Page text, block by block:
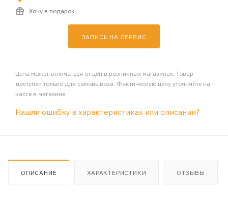
Хочу в подарок
ЗАПИСЬ НА СЕРВИС
Цена может отличаться от цен в розничных магазинах. Товар
доступен только для самовывоза. Фактическую цену уточняйте на
кассе в магазине
Нашли ошибку в характеристиках или описании?
ОПИСАНИЕ ХАРАКТЕРИСТИКИ ОТЗЫВЫ